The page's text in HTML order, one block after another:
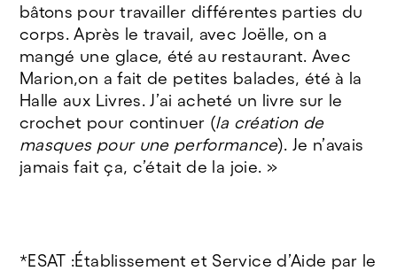
bâtons pour travailler différentes parties du
corps. Après le travail, avec Joëlle, on a
mangé une glace, été au restaurant. Avec
Marion,on a fait de petites balades, été à la
Halle aux Livres. J’ai acheté un livre sur le
crochet pour continuer (la création de
masques pour une performance). Je n’avais
jamais fait ça, c’était de la joie. »
*ESAT :Établissement et Service d’Aide par le